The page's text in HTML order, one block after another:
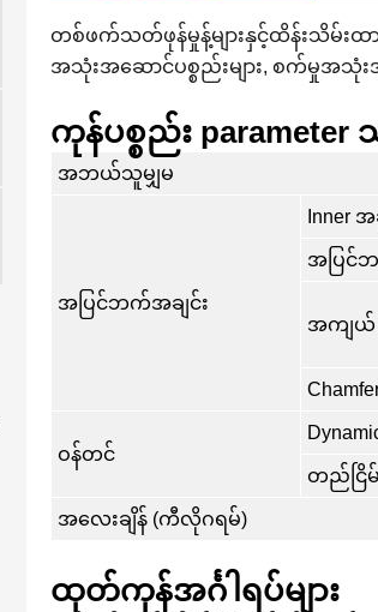
တစ်ဖက်သတ်ဖုန်မှုန့်များနှင့်ထိန်းသိမ်းထား
အသုံးအဆောင်ပစ္စည်းများ, စက်မှုအသုံး
ကုန်ပစ္စည်း
အဘယ်သူမျှမ
အပြင်ဘက်အချင်း
Inner အ
အပြင်ဘ
အကျယ်
ဝန်တင်
တည်ငြိမ်
အလေးချိန် (ကီလိုဂရမ်)
ထုတ်ကုန်အင်္ဂါရပ်များ